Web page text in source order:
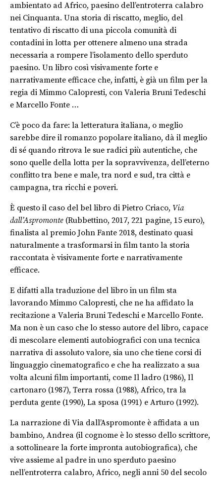
ambientato ad Africo, paesino dell’entroterra calabro
nei Cinquanta. Una storia di riscatto, meglio, del
tentativo di riscatto di una piccola comunità di
contadini in lotta per ottenere almeno una strada
necessaria a rompere l’isolamento dello sperduto
paesino. Un libro così visivamente forte e
narrativamente efficace che, infatti, è già un film per la
regia di Mimmo Calopresti, con Valeria Bruni Tedeschi
e Marcello Fonte …
C’è poco da fare: la letteratura italiana, o meglio
sarebbe dire il romanzo popolare italiano, dà il meglio
di sé quando ritrova le sue radici più autentiche, che
sono quelle della lotta per la sopravvivenza, dell’eterno
conflitto tra bene e male, tra nord e sud, tra città e
campagna, tra ricchi e poveri.
È questo il caso del bel libro di Pietro Criaco, Via
dall’Aspromonte (Rubbettino, 2017, 221 pagine, 15 euro),
finalista al premio John Fante 2018, destinato quasi
naturalmente a trasformarsi in film tanto la storia
raccontata è visivamente forte e narrativamente
efficace.
E difatti alla traduzione del libro in un film sta
lavorando Mimmo Calopresti, che ne ha affidato la
recitazione a Valeria Bruni Tedeschi e Marcello Fonte.
Ma non è un caso che lo stesso autore del libro, capace
di mescolare elementi autobiografici con una tecnica
narrativa di assoluto valore, sia uno che tiene corsi di
linguaggio cinematografico e che ha realizzato a sua
volta alcuni film importanti, come Il ladro (1986), Il
cartonaro (1987), Terra rossa (1988), Africo, tra la
perduta gente (1990), La sposa (1991) e Arturo (1992).
La narrazione di Via dall’Aspromonte è affidata a un
bambino, Andrea (il cognome è lo stesso dello scrittore,
a sottolineare la forte impronta autobiografica), che
vive assieme al padre in uno sperduto paesino
nell’entroterra calabro, Africo, negli anni 50 del secolo